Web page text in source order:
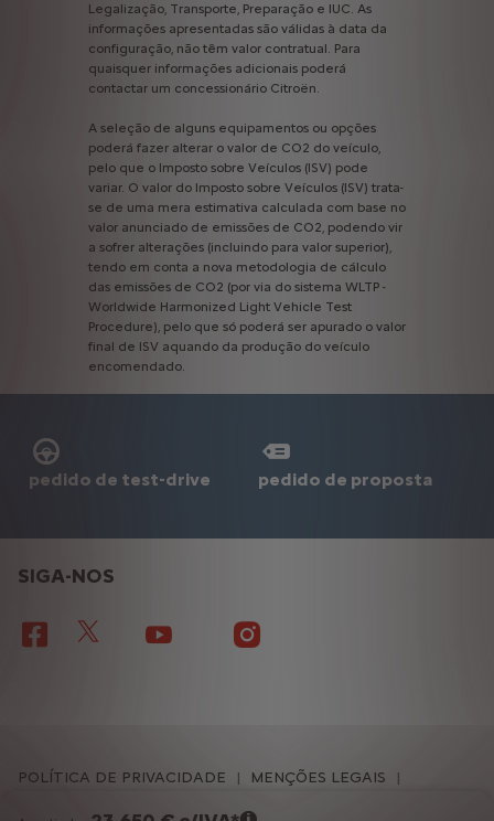
Legalização, Transporte, Preparação e IUC. As
informações apresentadas são válidas à data da
configuração, não têm valor contratual. Para
quaisquer informações adicionais poderá
contactar um concessionário Citroën.
A seleção de alguns equipamentos ou opções
poderá fazer alterar o valor de CO2 do veículo,
pelo que o Imposto sobre Veículos (ISV) pode
variar. O valor do Imposto sobre Veículos (ISV) trata-
se de uma mera estimativa calculada com base no
valor anunciado de emissões de CO2, podendo vir
a sofrer alterações (incluindo para valor superior),
tendo em conta a nova metodologia de cálculo
das emissões de CO2 (por via do sistema WLTP -
Worldwide Harmonized Light Vehicle Test
Procedure), pelo que só poderá ser apurado o valor
final de ISV aquando da produção do veículo
encomendado.
pedido de test-drive pedido de proposta
SIGA-NOS
POLÍTICA DE PRIVACIDADE
MENÇÕES LEGAIS